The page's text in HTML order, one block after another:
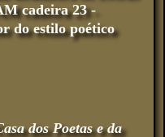
cadeira 23 -
do estilo poético
dos Poetas e da